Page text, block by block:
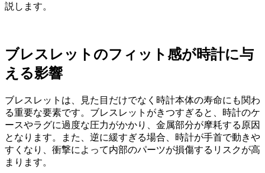
説します。
ブレスレットのフィット感が時計に与
える影響
ブレスレットは、見た目だけでなく時計本体の寿命にも関わ
る重要な要素です。ブレスレットがきつすぎると、時計のケ
ースやラグに過度な圧力がかかり、金属部分が摩耗する原因
となります。また、逆に緩すぎる場合、時計が手首で動きや
すくなり、衝撃によって内部のパーツが損傷するリスクが高
まります。